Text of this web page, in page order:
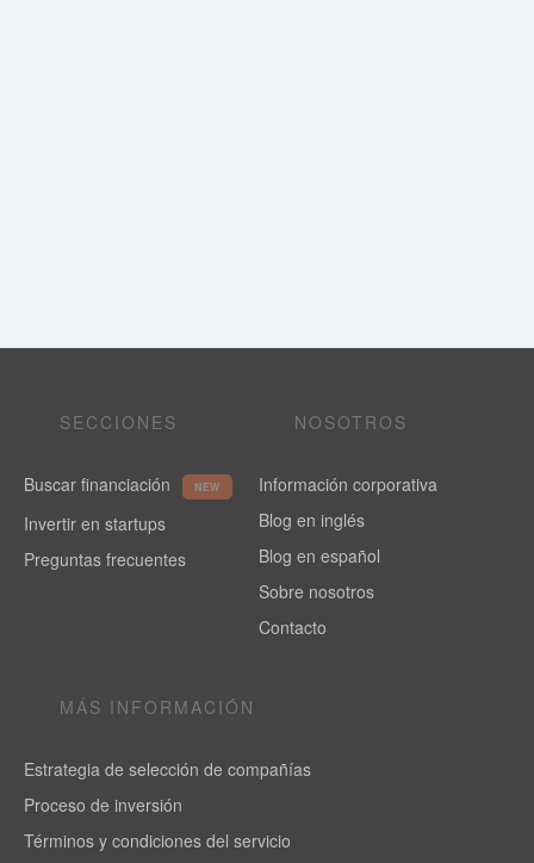
SECCIONES
Buscar financiación NEW
Invertir en startups
Preguntas frecuentes
NOSOTROS
Información corporativa
Blog en inglés
Blog en español
Sobre nosotros
Contacto
MÁS INFORMACIÓN
Estrategia de selección de compañías
Proceso de inversión
Términos y condiciones del servicio